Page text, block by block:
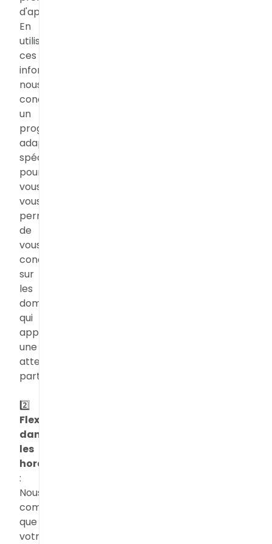
d'apprentissage.
En
utilisant
ces
informations,
nous
concevons
un
programme
adapté
spécialement
pour
vous,
vous
permettant
de
vous
concentrer
sur
les
domaines
qui
apparaîtront
une
attention
particulière.
2️⃣
Flexibilité
dans
les
horaires
:
Nous
comprenons
que
votre